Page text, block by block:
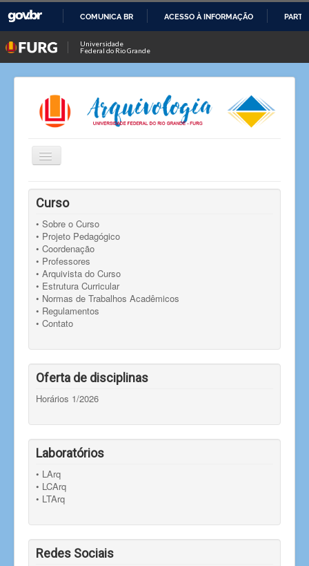
O
CONTEÚDO
COMUNICA BR ACESSO À INFORMAÇÃO
Universidade
Federal do Rio Grande
Alternar
Navegação
Você está aqui:
Aula inaugural do ano letivo de 2023
Curso
• Sobre o Curso
• Projeto Pedagógico
• Coordenação
• Professores
• Arquivista do Curso
• Estrutura Curricular
• Normas de Trabalhos Acadêmicos
• Regulamentos
• Contato
Oferta de disciplinas
Horários 1/2026
Laboratórios
• LArq
• LCArq
• LTArq
Redes Sociais